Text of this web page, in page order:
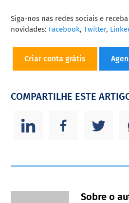
Siga-nos nas redes sociais e
novidades: Facebook, Twitter,
Criar conta grátis
COMPARTILHE ESTE
Sobre o